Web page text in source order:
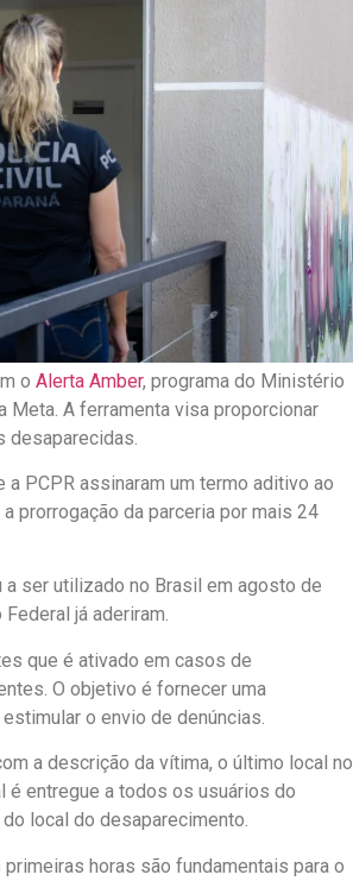
o Alerta Amber, programa do Ministério
Meta. A ferramenta visa proporcionar
desaparecidas.
a PCPR assinaram um termo aditivo ao
prorrogação da parceria por mais 24
ser utilizado no Brasil em agosto de
já aderiram.
que é ativado em casos de
O objetivo é fornecer uma
o envio de denúncias.
a descrição da vítima, o último local no
é entregue a todos os usuários do
local do desaparecimento.
horas são fundamentais para o